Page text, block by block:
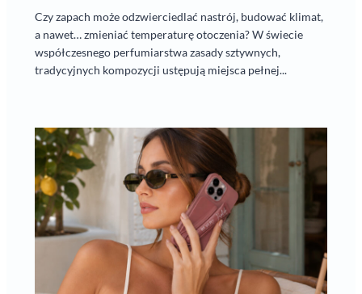
Czy zapach może odzwierciedlać nastrój, budować klimat,
a nawet… zmieniać temperaturę otoczenia? W świecie
współczesnego perfumiarstwa zasady sztywnych,
tradycyjnych kompozycji ustępują miejsca pełnej...